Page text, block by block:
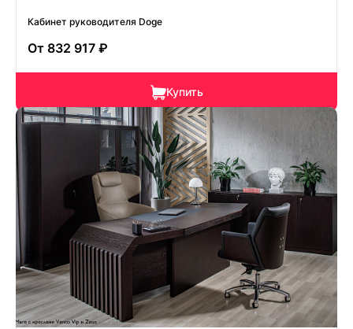
Кабинет руководителя Doge
От 832 917 ₽
Купить